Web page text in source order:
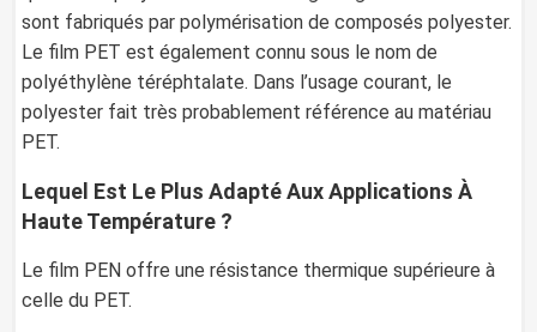
sont fabriqués par polymérisation de composés polyester.
Le film PET est également connu sous le nom de
polyéthylène téréphtalate. Dans l’usage courant, le
polyester fait très probablement référence au matériau
PET.
Lequel Est Le Plus Adapté Aux Applications À
Haute Température ?
Le film PEN offre une résistance thermique supérieure à
celle du PET.